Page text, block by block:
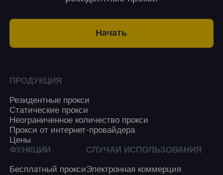
Начать
ПРОДУКЦИЯ
Резидентные прокси
Статические прокси
Неограниченное количество прокси
Прокси от интернет-провайдера
Цены
ФУНКЦИИ
Бесплатный прокси
СЛУЧАИ ИСПОЛЬЗОВАНИЯ
Электронная коммерция